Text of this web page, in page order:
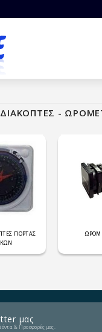
ΠΟΡΤΑΣ
-
μας
& Προσφορές μας.